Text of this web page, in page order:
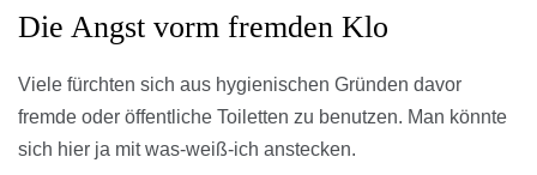
Die Angst vorm fremden Klo
Viele fürchten sich aus hygienischen Gründen davor
fremde oder öffentliche Toiletten zu benutzen. Man könnte
sich hier ja mit was-weiß-ich anstecken.